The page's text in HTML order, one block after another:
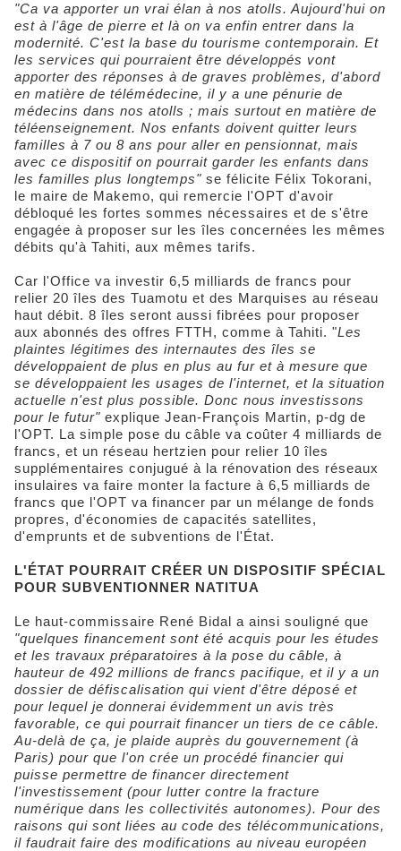
"Ca va apporter un vrai élan à nos atolls. Aujourd'hui on
est à l'âge de pierre et là on va enfin entrer dans la
modernité. C'est la base du tourisme contemporain. Et
les services qui pourraient être développés vont
apporter des réponses à de graves problèmes, d'abord
en matière de télémédecine, il y a une pénurie de
médecins dans nos atolls ; mais surtout en matière de
téléenseignement. Nos enfants doivent quitter leurs
familles à 7 ou 8 ans pour aller en pensionnat, mais
avec ce dispositif on pourrait garder les enfants dans
les familles plus longtemps" se félicite Félix Tokorani,
le maire de Makemo, qui remercie l'OPT d'avoir
débloqué les fortes sommes nécessaires et de s'être
engagée à proposer sur les îles concernées les mêmes
débits qu'à Tahiti, aux mêmes tarifs.
Car l'Office va investir 6,5 milliards de francs pour
relier 20 îles des Tuamotu et des Marquises au réseau
haut débit. 8 îles seront aussi fibrées pour proposer
aux abonnés des offres FTTH, comme à Tahiti. "Les
plaintes légitimes des internautes des îles se
développaient de plus en plus au fur et à mesure que
se développaient les usages de l'internet, et la situation
actuelle n'est plus possible. Donc nous investissons
pour le futur" explique Jean-François Martin, p-dg de
l'OPT. La simple pose du câble va coûter 4 milliards de
francs, et un réseau hertzien pour relier 10 îles
supplémentaires conjugué à la rénovation des réseaux
insulaires va faire monter la facture à 6,5 milliards de
francs que l'OPT va financer par un mélange de fonds
propres, d'économies de capacités satellites,
d'emprunts et de subventions de l'État.
L'ÉTAT POURRAIT CRÉER UN DISPOSITIF SPÉCIAL
POUR SUBVENTIONNER NATITUA
Le haut-commissaire René Bidal a ainsi souligné que
"quelques financement sont été acquis pour les études
et les travaux préparatoires à la pose du câble, à
hauteur de 492 millions de francs pacifique, et il y a un
dossier de défiscalisation qui vient d'être déposé et
pour lequel je donnerai évidemment un avis très
favorable, ce qui pourrait financer un tiers de ce câble.
Au-delà de ça, je plaide auprès du gouvernement (à
Paris) pour que l'on crée un procédé financier qui
puisse permettre de financer directement
l'investissement (pour lutter contre la fracture
numérique dans les collectivités autonomes). Pour des
raisons qui sont liées au code des télécommunications,
il faudrait faire des modifications au niveau européen